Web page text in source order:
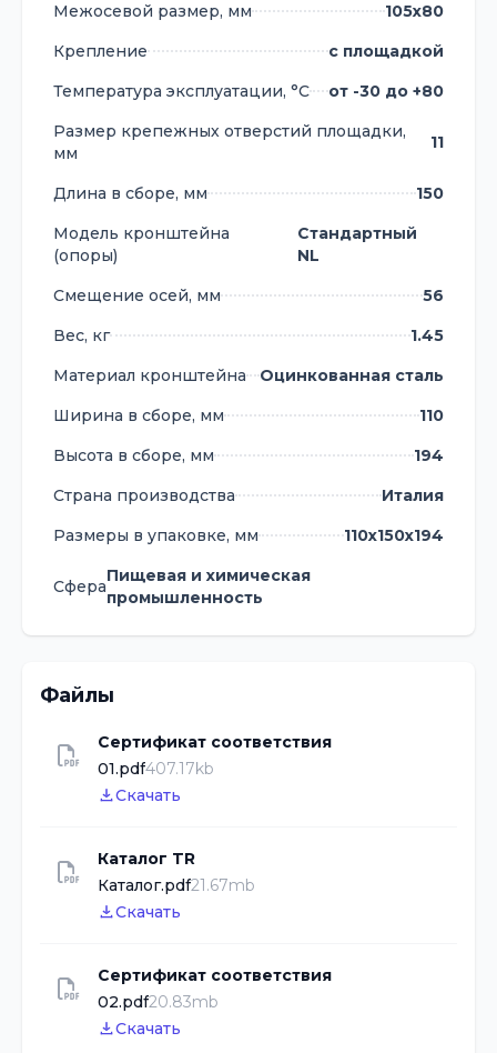
Межосевой размер, мм
105х80
Крепление
с площадкой
Температура эксплуатации, °С
от -30 до +80
Размер крепежных отверстий площадки,
мм
11
Длина в сборе, мм
150
Модель кронштейна
(опоры)
Стандартный
NL
Смещение осей, мм
56
Вес, кг
1.45
Материал кронштейна
Оцинкованная сталь
Ширина в сборе, мм
110
Высота в сборе, мм
194
Страна производства
Италия
Размеры в упаковке, мм
110х150х194
Сфера
Пищевая и химическая
промышленность
Файлы
Сертификат соответствия
01.pdf407.17kb
Скачать
Каталог TR
Каталог.pdf21.67mb
Скачать
Сертификат соответствия
02.pdf20.83mb
Скачать